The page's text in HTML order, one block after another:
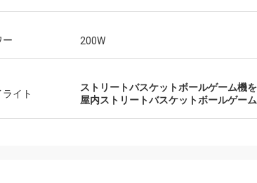
ー 200W
イト
ストリートバスケットボールゲーム機
屋内ストリートバスケットボールゲー